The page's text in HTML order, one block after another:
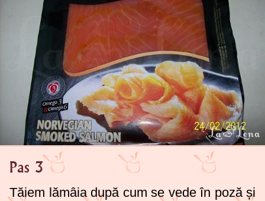
Pas 3
Tăiem lămâia după cum se vede în poză și